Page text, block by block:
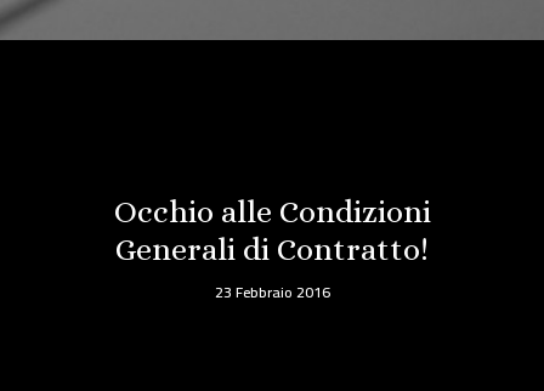
Occhio alle Condizioni
Generali di Contratto!
23 Febbraio 2016